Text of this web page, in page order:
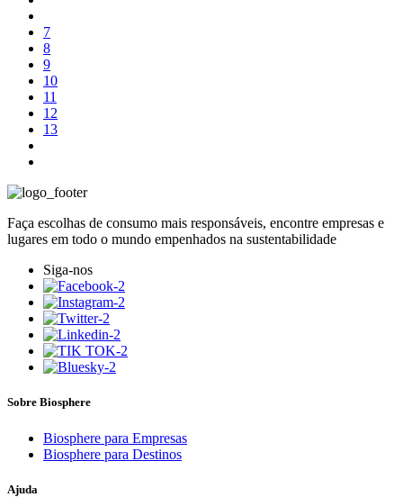
7
8
9
10
11
12
13
Faça escolhas de consumo mais responsáveis, encontre empresas e
lugares em todo o mundo empenhados na sustentabilidade
Siga-nos
Sobre Biosphere
Biosphere para Empresas
Biosphere para Destinos
Ajuda